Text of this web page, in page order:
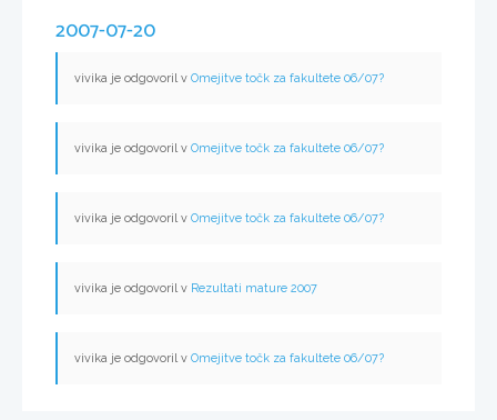
2007-07-20
vivika je odgovoril v Omejitve točk za fakultete 06/07?
vivika je odgovoril v Omejitve točk za fakultete 06/07?
vivika je odgovoril v Omejitve točk za fakultete 06/07?
vivika je odgovoril v Rezultati mature 2007
vivika je odgovoril v Omejitve točk za fakultete 06/07?